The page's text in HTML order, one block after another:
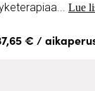
Lue
€ /